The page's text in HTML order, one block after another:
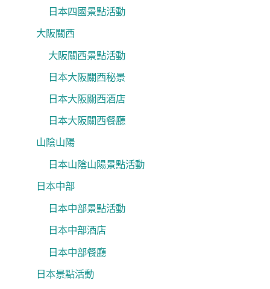
日本四國景點活動
大阪關西
大阪關西景點活動
日本大阪關西秘景
日本大阪關西酒店
日本大阪關西餐廳
山陰山陽
日本山陰山陽景點活動
日本中部
日本中部景點活動
日本中部酒店
日本中部餐廳
日本景點活動